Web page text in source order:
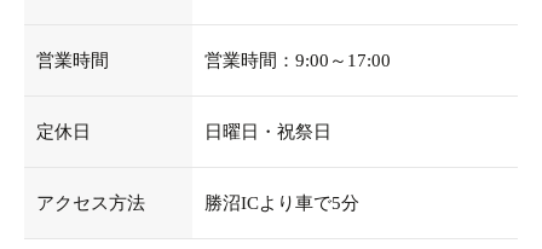
営業時間 営業時間：9:00～17:00
定休日 日曜日・祝祭日
アクセス方法 勝沼ICより車で5分